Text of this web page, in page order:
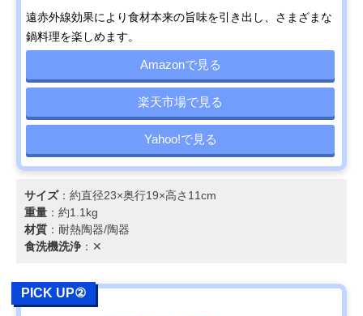
遠赤外線効果により食材本来の旨味を引き出し、さまざまな
鍋料理を楽しめます。
Amazonで見る
楽天市場で見る
Yahoo!で見る
サイズ：約直径23×奥行19×高さ11cm
重量 ：約1.1kg
材質 ：耐熱陶器/陶器
食洗機洗浄 ：✕
PICK UP②